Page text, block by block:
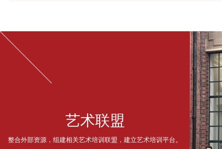
艺术联盟
整合外部资源，组建相关艺术培训联盟，建立艺术培训平台。